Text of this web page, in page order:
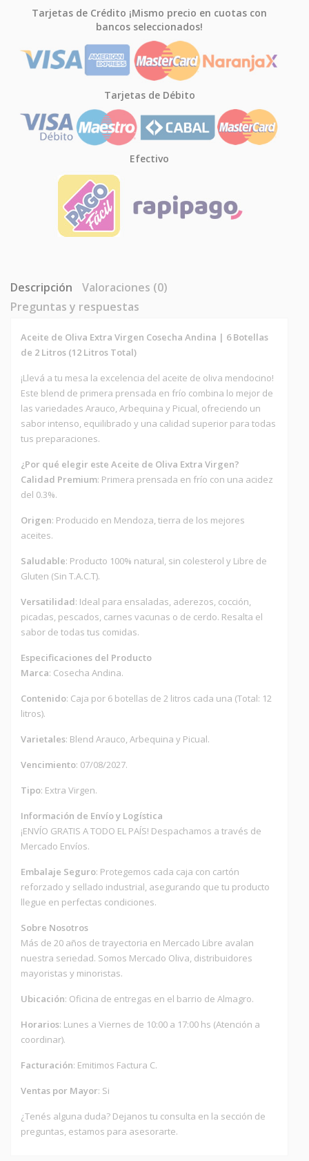
Tarjetas de Crédito ¡Mismo precio en cuotas con
bancos seleccionados!
Tarjetas de Débito
Efectivo
Descripción
Valoraciones (0)
Preguntas y respuestas
Aceite de Oliva Extra Virgen Cosecha Andina | 6 Botellas
de 2 Litros (12 Litros Total)
¡Llevá a tu mesa la excelencia del aceite de oliva mendocino!
Este blend de primera prensada en frío combina lo mejor de
las variedades Arauco, Arbequina y Picual, ofreciendo un
sabor intenso, equilibrado y una calidad superior para todas
tus preparaciones.
¿Por qué elegir este Aceite de Oliva Extra Virgen?
Calidad Premium: Primera prensada en frío con una acidez
del 0.3%.
Origen: Producido en Mendoza, tierra de los mejores
aceites.
Saludable: Producto 100% natural, sin colesterol y Libre de
Gluten (Sin T.A.C.T).
Versatilidad: Ideal para ensaladas, aderezos, cocción,
picadas, pescados, carnes vacunas o de cerdo. Resalta el
sabor de todas tus comidas.
Especificaciones del Producto
Marca: Cosecha Andina.
Contenido: Caja por 6 botellas de 2 litros cada una (Total: 12
litros).
Varietales: Blend Arauco, Arbequina y Picual.
Vencimiento: 07/08/2027.
Tipo: Extra Virgen.
Información de Envío y Logística
¡ENVÍO GRATIS A TODO EL PAÍS! Despachamos a través de
Mercado Envíos.
Embalaje Seguro: Protegemos cada caja con cartón
reforzado y sellado industrial, asegurando que tu producto
llegue en perfectas condiciones.
Sobre Nosotros
Más de 20 años de trayectoria en Mercado Libre avalan
nuestra seriedad. Somos Mercado Oliva, distribuidores
mayoristas y minoristas.
Ubicación: Oficina de entregas en el barrio de Almagro.
Horarios: Lunes a Viernes de 10:00 a 17:00 hs (Atención a
coordinar).
Facturación: Emitimos Factura C.
Ventas por Mayor: Si
¿Tenés alguna duda? Dejanos tu consulta en la sección de
preguntas, estamos para asesorarte.